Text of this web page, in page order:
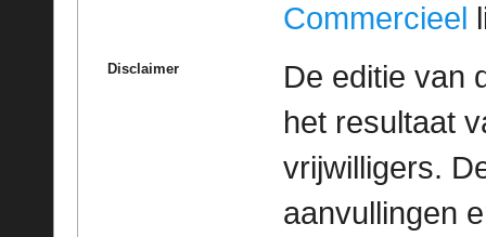
Commercieel
Disclaimer
De editie van
het resultaat
vrijwilligers.
aanvullingen